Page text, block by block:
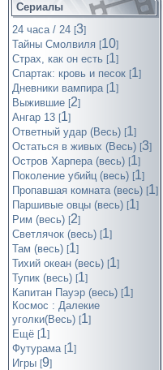
Сериалы
24 часа / 24 [3]
Тайны Смолвиля [10]
Страх, как он есть [1]
Спартак: кровь и песок [1]
Дневники вампира [1]
Выжившие [2]
Ангар 13 [1]
Ответный удар (Весь) [1]
Остаться в живых (Весь) [3]
Остров Харпера (весь) [1]
Поколение убийц (весь) [1]
Пропавшая комната (весь) [1]
Паршивые овцы (весь) [1]
Рим (весь) [2]
Светлячок (весь) [1]
Там (весь) [1]
Тихий океан (весь) [1]
Тупик (весь) [1]
Капитан Пауэр (весь) [1]
Космос : Далекие
уголки(Весь) [1]
Ещё [1]
Футурама [1]
Игры [9]